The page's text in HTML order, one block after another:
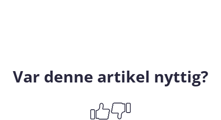
Var denne artikel nyttig?